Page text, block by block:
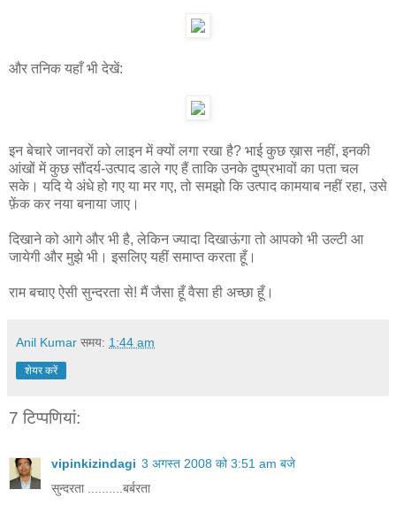
और तनिक यहाँ भी देखें:
इन बेचारे जानवरों को लाइन में क्यों लगा रखा है? भाई कुछ ख़ास नहीं, इनकी
आंखों में कुछ सौंदर्य-उत्पाद डाले गए हैं ताकि उनके दुष्प्रभावों का पता चल
सके। यदि ये अंधे हो गए या मर गए, तो समझो कि उत्पाद कामयाब नहीं रहा, उसे
फ़ेंक कर नया बनाया जाए।
दिखाने को आगे और भी है, लेकिन ज्यादा दिखाऊंगा तो आपको भी उल्टी आ
जायेगी और मुझे भी। इसलिए यहीं समाप्त करता हूँ।
राम बचाए ऐसी सुन्दरता से! मैं जैसा हूँ वैसा ही अच्छा हूँ।
Anil Kumar समय: 1:44 am
शेयर करें
7 टिप्‍पणियां:
vipinkizindagi 3 अगस्त 2008 को 3:51 am बजे
सुन्दरता ..........बर्बरता